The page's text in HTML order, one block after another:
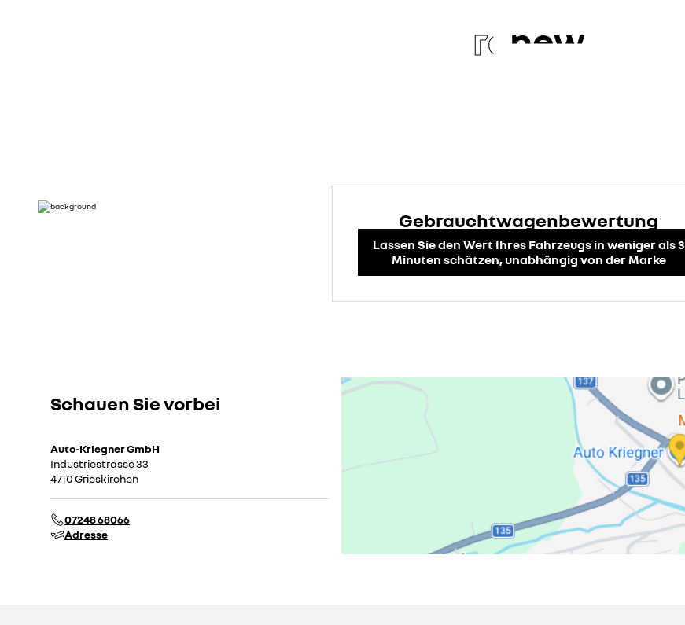
re new
Gebrauchtwagenbewertung
Lassen Sie den Wert Ihres Fahrzeugs in weniger als 3
Minuten schätzen, unabhängig von der Marke
Schauen Sie vorbei
Auto-Kriegner GmbH
Industriestrasse 33
4710 Grieskirchen
07248 68066
Adresse